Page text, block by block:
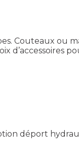
Couteaux ou
d’accessoires
déport